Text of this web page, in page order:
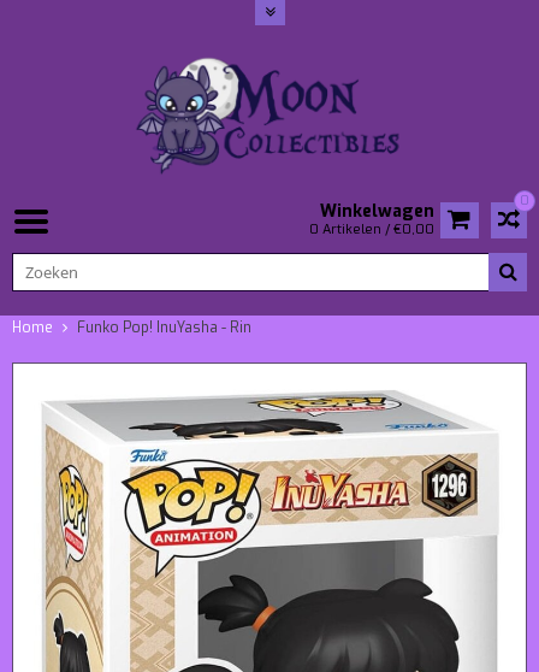
0
Winkelwagen
0 Artikelen / €0,00
Home Funko Pop! InuYasha - Rin